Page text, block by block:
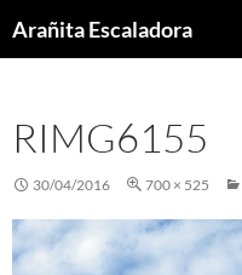
toArañita Escaladora
RIMG6155
30/04/2016 700 × 525